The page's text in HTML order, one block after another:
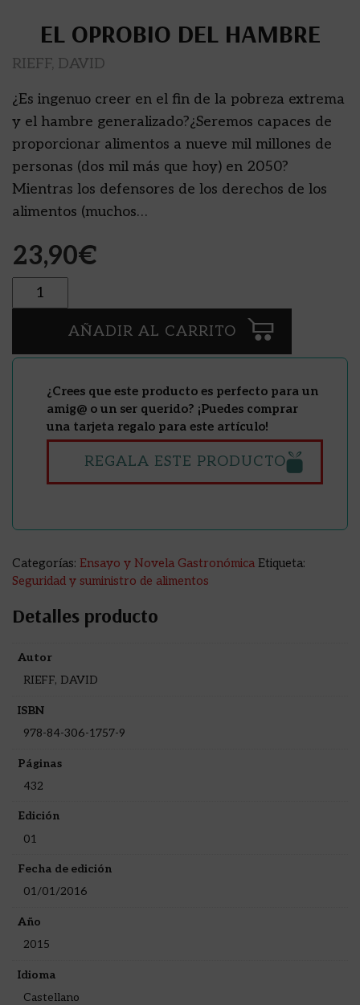
EL OPROBIO DEL HAMBRE
RIEFF, DAVID
¿Es ingenuo creer en el fin de la pobreza extrema
y el hambre generalizado?¿Seremos capaces de
proporcionar alimentos a nueve mil millones de
personas (dos mil más que hoy) en 2050?
Mientras los defensores de los derechos de los
alimentos (muchos…
23,90€
Cantidad
AÑADIR AL CARRITO
¿Crees que este producto es perfecto para un
amig@ o un ser querido? ¡Puedes comprar
una tarjeta regalo para este artículo!
REGALA ESTE PRODUCTO
Categorías: Ensayo y Novela Gastronómica Etiqueta:
Seguridad y suministro de alimentos
Detalles producto
Autor
RIEFF, DAVID
ISBN
978-84-306-1757-9
Páginas
432
Edición
01
Fecha de edición
01/01/2016
Año
2015
Idioma
Castellano